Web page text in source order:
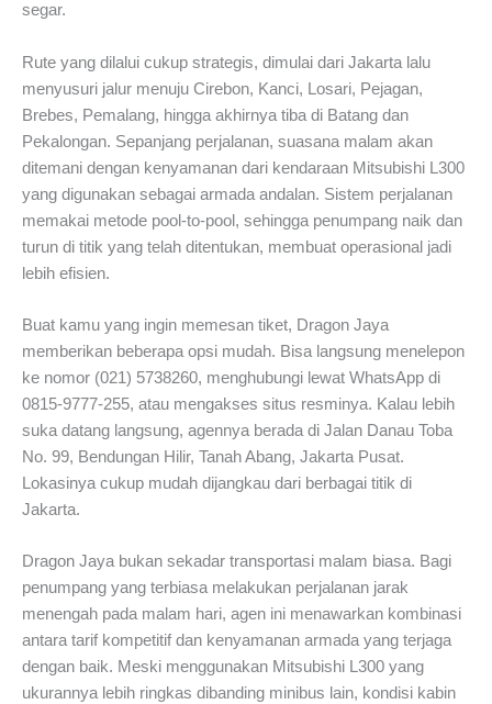
segar.
Rute yang dilalui cukup strategis, dimulai dari Jakarta lalu
menyusuri jalur menuju Cirebon, Kanci, Losari, Pejagan,
Brebes, Pemalang, hingga akhirnya tiba di Batang dan
Pekalongan. Sepanjang perjalanan, suasana malam akan
ditemani dengan kenyamanan dari kendaraan Mitsubishi L300
yang digunakan sebagai armada andalan. Sistem perjalanan
memakai metode pool-to-pool, sehingga penumpang naik dan
turun di titik yang telah ditentukan, membuat operasional jadi
lebih efisien.
Buat kamu yang ingin memesan tiket, Dragon Jaya
memberikan beberapa opsi mudah. Bisa langsung menelepon
ke nomor (021) 5738260, menghubungi lewat WhatsApp di
0815-9777-255, atau mengakses situs resminya. Kalau lebih
suka datang langsung, agennya berada di Jalan Danau Toba
No. 99, Bendungan Hilir, Tanah Abang, Jakarta Pusat.
Lokasinya cukup mudah dijangkau dari berbagai titik di
Jakarta.
Dragon Jaya bukan sekadar transportasi malam biasa. Bagi
penumpang yang terbiasa melakukan perjalanan jarak
menengah pada malam hari, agen ini menawarkan kombinasi
antara tarif kompetitif dan kenyamanan armada yang terjaga
dengan baik. Meski menggunakan Mitsubishi L300 yang
ukurannya lebih ringkas dibanding minibus lain, kondisi kabin